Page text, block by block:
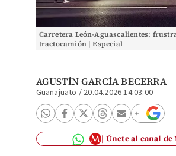
Carretera León-Aguascalientes:
tractocamión | Especial
AGUSTÍN GARCÍA BECERRA
Guanajuato / 20.04.2026 14:03:00
Únete al canal